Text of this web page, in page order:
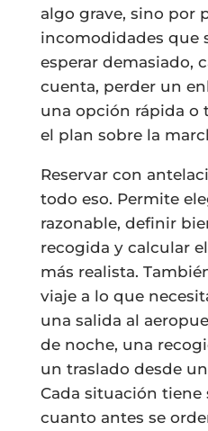
algo grave, sino por
incomodidades que
esperar demasiado,
cuenta, perder un
una opción rápida o
el plan sobre la
Reservar con
todo eso. Permite
razonable, definir
recogida y calcular
más realista.
viaje a lo que
una salida al
de noche, una
un traslado desde
Cada situación tiene
cuanto antes se